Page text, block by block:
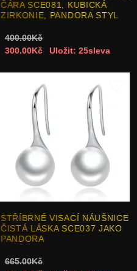
ČÁRA SCE081, KUBICKÁ
ZIRKONIE, PANDORA STYL
400.00Kč
300.00Kč
Uložit: 25sleva
STŘÍBRNÉ VISACÍ NÁUŠNICE
ČISTÁ LÁSKA SCE037 JAKO
PANDORA
665.00Kč